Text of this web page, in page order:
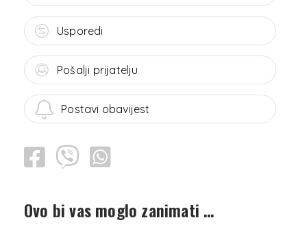
Usporedi
Pošalji prijatelju
Postavi obavijest
Ovo bi vas moglo zanimati …